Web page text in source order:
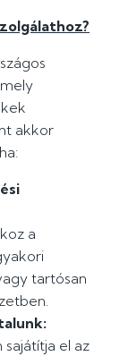
akkor
a
tartósan
el az